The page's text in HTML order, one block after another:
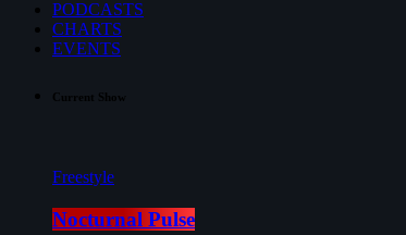
PODCASTS
CHARTS
EVENTS
Current Show
Freestyle
Nocturnal Pulse